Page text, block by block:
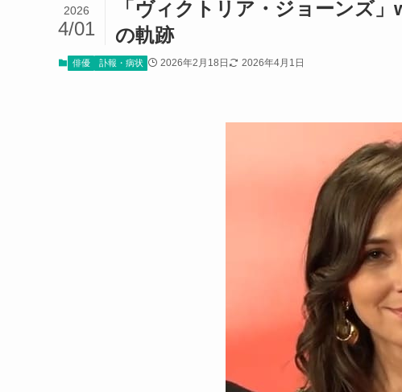
「ヴィクトリア・ジョーンズ
の軌跡
2026
4/01
俳優 訃報・病状 2026年2月18日 2026年4月1日